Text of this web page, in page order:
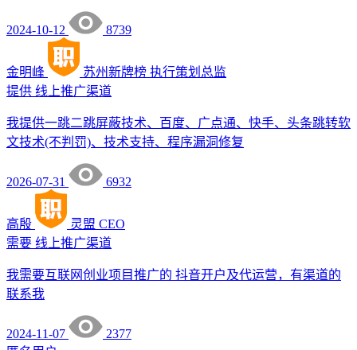
2024-10-12 8739
金明峰 苏州新牌榜 执行策划总监
提供 线上推广渠道
我提供一跳二跳屏蔽技术、百度、广点通、快手、头条跳转软
文技术(不判罚)、技术支持、程序漏洞修复
2026-07-31 6932
高殷 灵盟 CEO
需要 线上推广渠道
我需要互联网创业项目推广的 抖音开户及代运营，有渠道的
联系我
2024-11-07
2377